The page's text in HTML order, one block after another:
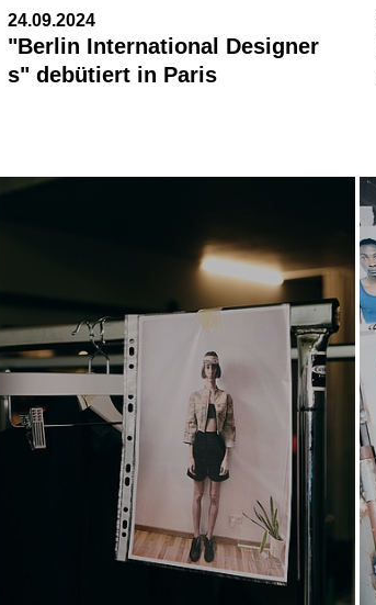
24.09.2024
"Berlin International Designer
s" debütiert in Paris